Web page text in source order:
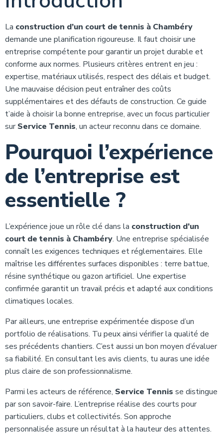
La construction d’un court de tennis à Chambéry
demande une planification rigoureuse. Il faut choisir une
entreprise compétente pour garantir un projet durable et
conforme aux normes. Plusieurs critères entrent en jeu :
expertise, matériaux utilisés, respect des délais et budget.
Une mauvaise décision peut entraîner des coûts
supplémentaires et des défauts de construction. Ce guide
t’aide à choisir la bonne entreprise, avec un focus particulier
surService Tennis, un acteur reconnu dans ce domaine.
Pourquoi l’expérience
de l’entreprise est
essentielle ?
L’expérience joue un rôle clé dans la construction d’un
court de tennis à Chambéry. Une entreprise spécialisée
connaît les exigences techniques et réglementaires. Elle
maîtrise les différentes surfaces disponibles : terre battue,
résine synthétique ou gazon artificiel. Une expertise
confirmée garantit un travail précis et adapté aux conditions
climatiques locales.
Par ailleurs, une entreprise expérimentée dispose d’un
portfolio de réalisations. Tu peux ainsi vérifier la qualité de
ses précédents chantiers. C’est aussi un bon moyen d’évaluer
sa fiabilité. En consultant les avis clients, tu auras une idée
plus claire de son professionnalisme.
Parmi les acteurs de référence, Service Tennis se distingue
par son savoir-faire. L’entreprise réalise des courts pour
particuliers, clubs et collectivités. Son approche
personnalisée assure un résultat à la hauteur des attentes.